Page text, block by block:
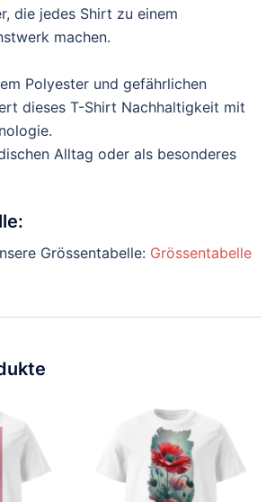
die jedes Shirt zu einem
machen.
Polyester und gefährlichen
dieses T-Shirt Nachhaltigkeit mit
Alltag oder als besonderes
Grössentabelle: Grössentabelle